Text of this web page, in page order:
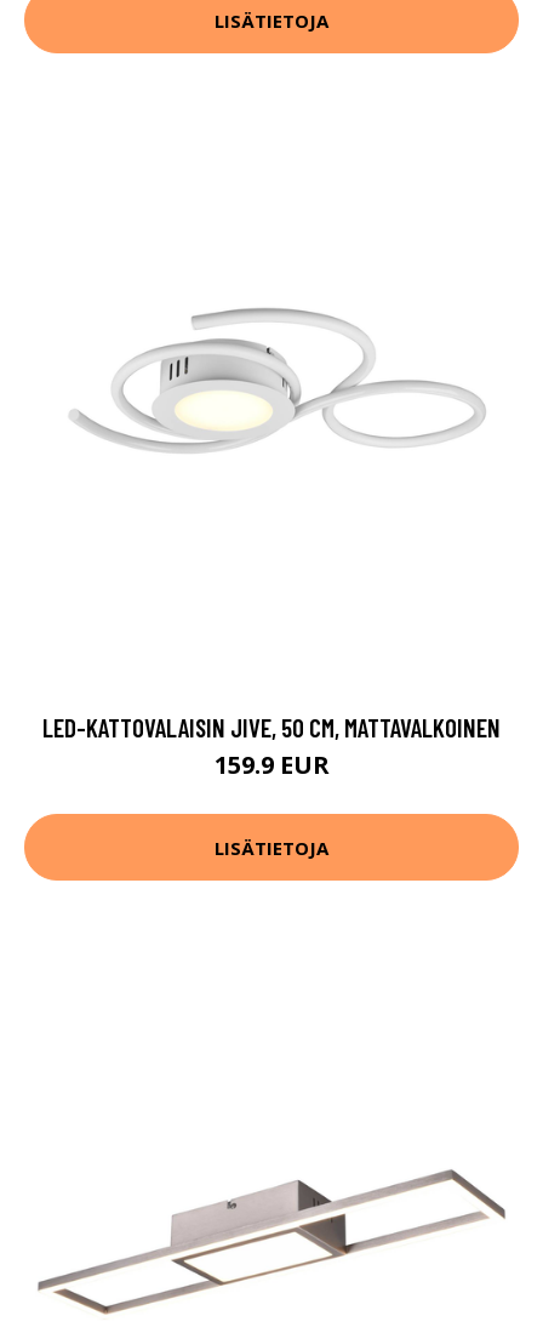
LISÄTIETOJA
LED-KATTOVALAISIN JIVE, 50 CM, MATTAVALKOINEN
159.9 EUR
LISÄTIETOJA